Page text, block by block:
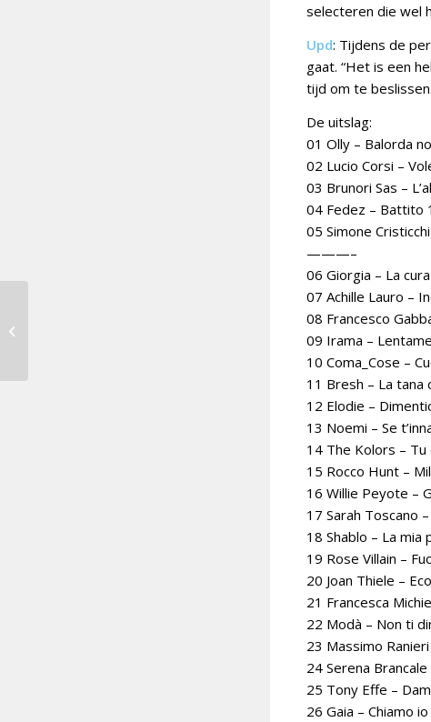
selecteren die wel
Upd: Tijdens de
gaat. “Het is een
tijd om te beslissen.
De uitslag:
01 Olly – Balorda
02 Lucio Corsi –
03 Brunori Sas –
04 Fedez – Battito
05 Simone
———–
06 Giorgia – La
07 Achille Lauro –
08 Francesco
09 Irama –
10 Coma_Cose –
11 Bresh – La tana
12 Elodie –
13 Noemi – Se
14 The Kolors – Tu
15 Rocco Hunt –
16 Willie Peyote –
17 Sarah Toscano
18 Shablo – La mia
19 Rose Villain –
20 Joan Thiele – Eco
21 Francesca
22 Modà – Non ti
23 Massimo
24 Serena
25 Tony Effe –
26 Gaia – Chiamo